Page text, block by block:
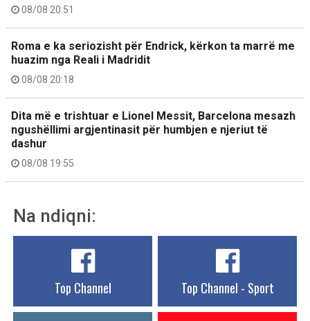
08/08 20:51
Roma e ka seriozisht për Endrick, kërkon ta marrë me
huazim nga Reali i Madridit
08/08 20:18
Dita më e trishtuar e Lionel Messit, Barcelona mesazh
ngushëllimi argjentinasit për humbjen e njeriut të
dashur
08/08 19:55
Na ndiqni:
Top Channel Top Channel - Sport